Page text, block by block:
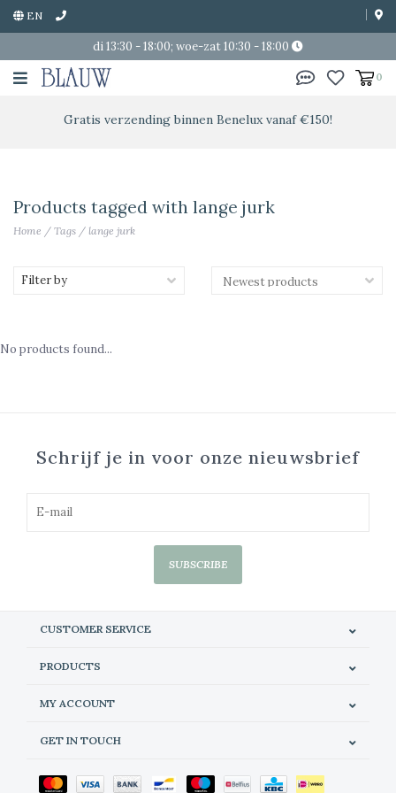
EN
di 13:30 - 18:00; woe-zat 10:30 - 18:00
0
Gratis verzending binnen Benelux vanaf €150!
Products tagged with lange jurk
Home / Tags / lange jurk
Filter by
No products found...
Schrijf je in voor onze nieuwsbrief
SUBSCRIBE
CUSTOMER SERVICE
PRODUCTS
MY ACCOUNT
GET IN TOUCH